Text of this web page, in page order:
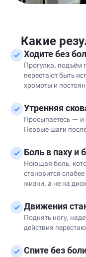
Какие
Ходите без
Прогулка, подъём
перестают быть
хромоты и
Утренняя
Просыпаетесь — и
Первые шаги
Боль в паху и
Ноющая боль,
становится
жизни, а не на
Движения
Поднять ногу,
действия
Спите без